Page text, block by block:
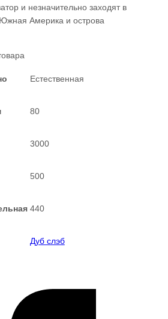
и незначительно заходят в
Америка и острова
Естественная
80
3000
500
440
Дуб слэб